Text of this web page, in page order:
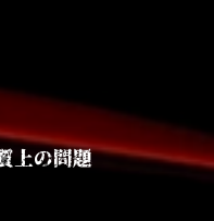
質上の問題